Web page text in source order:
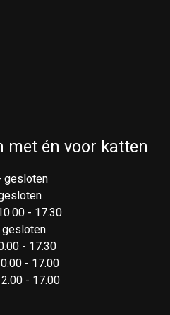
met én voor katten
gesloten
- 17.30
- 17.30
- 17.00
- 17.00